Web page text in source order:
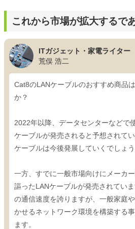
これから市場が拡大するで
ITガジェット・家電ライター
荒俣 浩二
Cat8のLANケーブルのおすすめ商品
か？
2022年以降、データセンターなどで
ケーブルが発売されると予想されて
ケーブルは今後発展していくでしょう
一方、すでに一般市場向けにメーカ
謳ったLANケーブルが発売されてい
の通信速度を誇りますが、一般家庭
かせるネットワーク環境を構築する
ます。